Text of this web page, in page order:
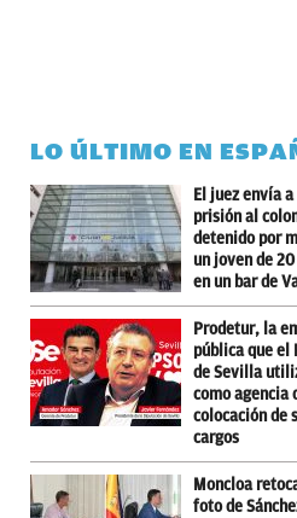
LO ÚLTIMO EN
El juez envía a
prisión al
detenido por
un joven de
en un bar de
Prodetur, la
pública que el
de Sevilla
como agencia
colocación de
cargos
Moncloa
foto de